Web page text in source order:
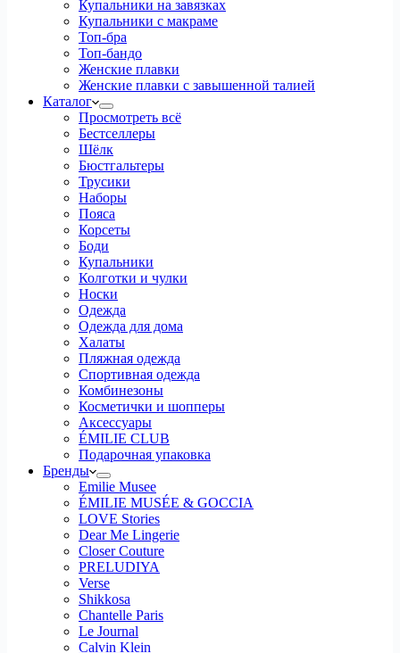
Купальники на завязках
Купальники с макраме
Топ-бра
Топ-бандо
Женские плавки
Женские плавки с завышенной талией
Каталог
Просмотреть всё
Бестселлеры
Шёлк
Бюстгальтеры
Трусики
Наборы
Пояса
Корсеты
Боди
Купальники
Колготки и чулки
Носки
Одежда
Одежда для дома
Халаты
Пляжная одежда
Спортивная одежда
Комбинезоны
Косметички и шопперы
Аксессуары
ÉMILIE CLUB
Подарочная упаковка
Бренды
Emilie Musee
ÉMILIE MUSÉE & GOCCIA
LOVE Stories
Dear Me Lingerie
Closer Couture
PRELUDIYA
Verse
Shikkosa
Chantelle Paris
Le Journal
Calvin Klein